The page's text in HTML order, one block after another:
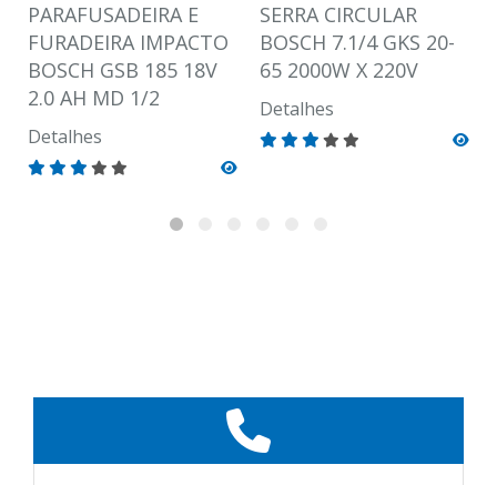
PARAFUSADEIRA E
FURADEIRA IMPACTO
BOSCH GSB 185 18V
2.0 AH MD 1/2
Detalhes
SERRA CIRCULAR
BOSCH 7.1/4 GKS 20-
65 2000W X 220V
Detalhes